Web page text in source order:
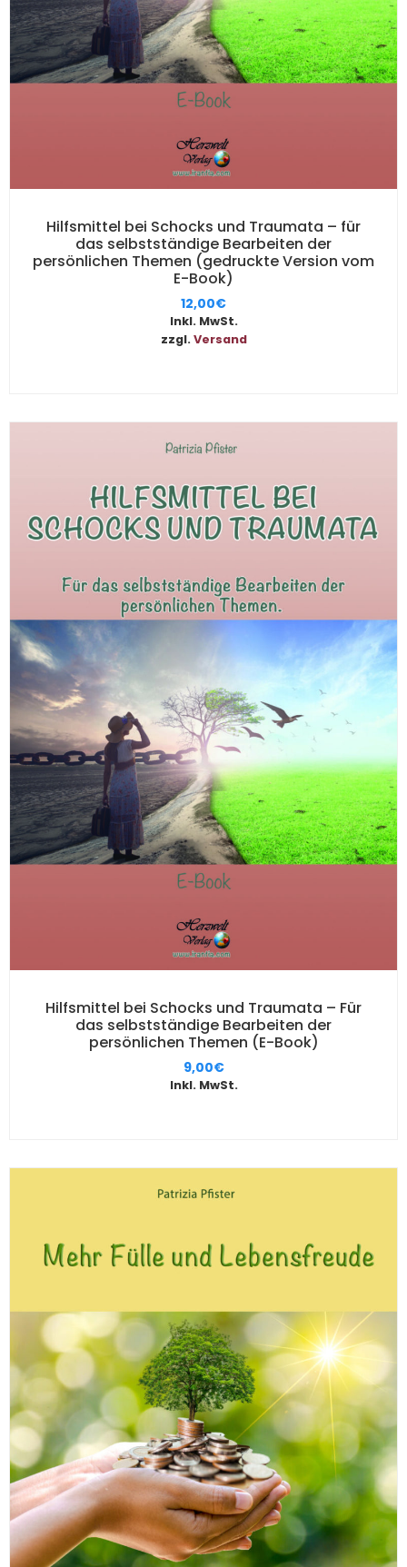
Hilfsmittel bei Schocks und Traumata – für
das selbstständige Bearbeiten der
persönlichen Themen (gedruckte Version vom
E-Book)
12,00€
Inkl. MwSt.
zzgl. Versand
Hilfsmittel bei Schocks und Traumata – Für
das selbstständige Bearbeiten der
persönlichen Themen (E-Book)
9,00€
Inkl. MwSt.